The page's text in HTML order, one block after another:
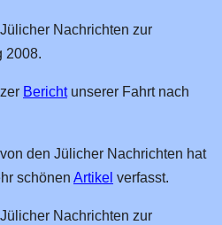
Nachrichten zur
2008.
Berichtunserer Fahrt nach
den Jülicher Nachrichten hat
schönen Artikel verfasst.
Nachrichten zur